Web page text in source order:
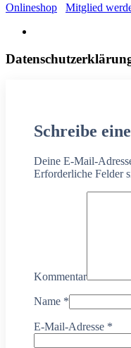
Onlineshop
Mitglied
Schreibe
Deine E-Mail-
Erforderliche Felder
Kommentar
Name *
E-Mail-Adresse *